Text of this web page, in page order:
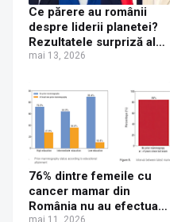
Ce părere au românii
despre liderii planetei?
Rezultatele surpriză ale
unui sondaj de opinie
și Maia Sandu
mai 13, 2026
76% dintre femeile cu
cancer mamar din
România nu au efectuat
mai 11, 2026